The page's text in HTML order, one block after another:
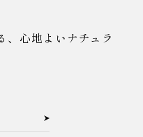
、心地よいナチュラ